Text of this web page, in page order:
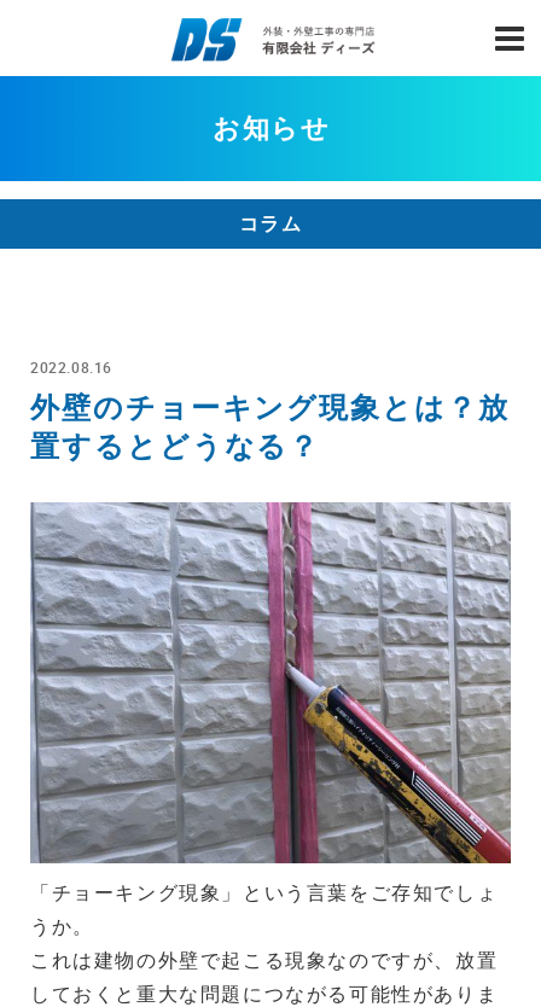
お知らせ
コラム
2022.08.16
外壁のチョーキング現象とは？放
置するとどうなる？
「チョーキング現象」という言葉をご存知でしょ
うか。
これは建物の外壁で起こる現象なのですが、放置
しておくと重大な問題につながる可能性がありま